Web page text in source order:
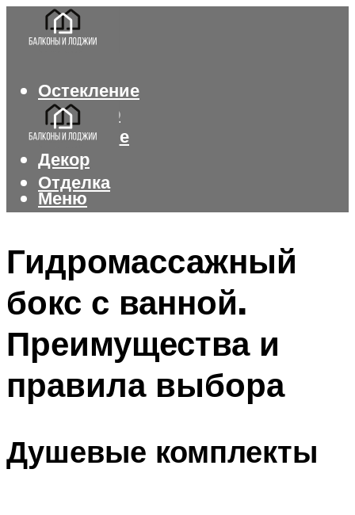
Остекление
Интерьер
Утепление
Декор
Отделка
Меню
Гидромассажный
бокс с ванной.
Преимущества и
правила выбора
Душевые комплекты